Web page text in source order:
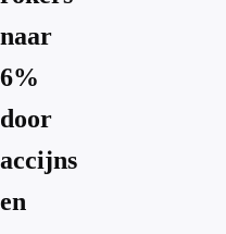
naar
6%
door
accijns
en